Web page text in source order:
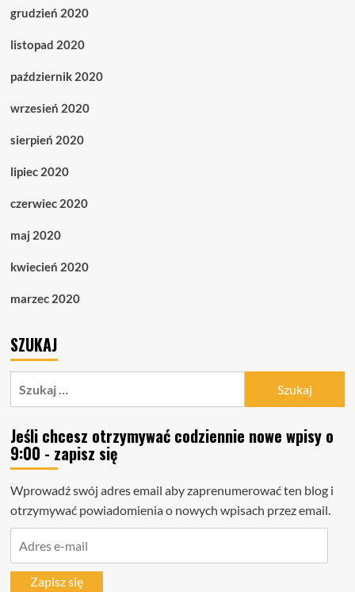
grudzień 2020
listopad 2020
październik 2020
wrzesień 2020
sierpień 2020
lipiec 2020
czerwiec 2020
maj 2020
kwiecień 2020
marzec 2020
SZUKAJ
Jeśli chcesz otrzymywać codziennie nowe wpisy o
9:00 - zapisz się
Wprowadź swój adres email aby zaprenumerować ten blog i
otrzymywać powiadomienia o nowych wpisach przez email.
mailZapisz się